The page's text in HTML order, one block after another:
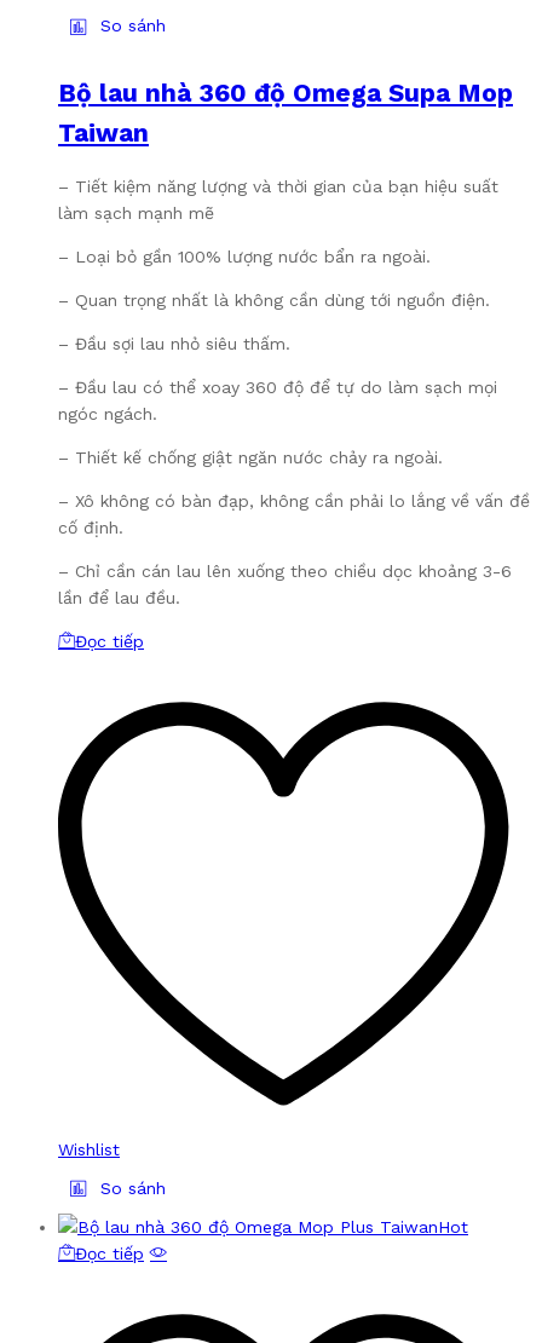
So sánh
Bộ lau nhà 360 độ Omega Supa Mop
Taiwan
– Tiết kiệm năng lượng và thời gian của bạn hiệu suất
làm sạch mạnh mẽ
– Loại bỏ gần 100% lượng nước bẩn ra ngoài.
– Quan trọng nhất là không cần dùng tới nguồn điện.
– Đầu sợi lau nhỏ siêu thấm.
– Đầu lau có thể xoay 360 độ để tự do làm sạch mọi
ngóc ngách.
– Thiết kế chống giật ngăn nước chảy ra ngoài.
– Xô không có bàn đạp, không cần phải lo lắng về vấn đề
cố định.
– Chỉ cần cán lau lên xuống theo chiều dọc khoảng 3-6
lần để lau đều.
Đọc tiếp
Wishlist
So sánh
Hot
Đọc tiếp